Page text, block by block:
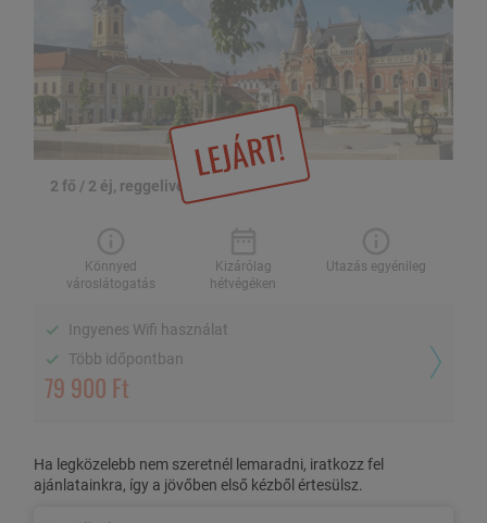
2 fő / 2 éj, reggelivel
Könnyed
városlátogatás
Kizárólag hétvégéken
Ingyenes Wifi használat
AZ AJÁNLAT TARTALMA
LEJÁRT!
2 fő / 2 éj, reggelivel
Könnyed
városlátogatás
Kizárólag
hétvégéken
Utazás egyénileg
Ingyenes Wifi használat
Több időpontban
79 900 Ft
Ha legközelebb nem szeretnél lemaradni, iratkozz fel
ajánlatainkra, így a jövőben első kézből értesülsz.